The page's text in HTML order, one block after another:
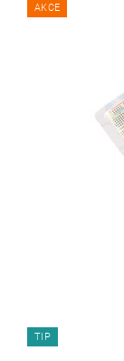
AKCE
TIP